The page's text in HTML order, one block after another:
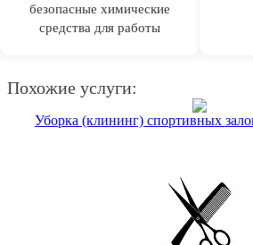
безопасные химические
средства для работы
Похожие услуги:
Уборка (клининг) спортивных